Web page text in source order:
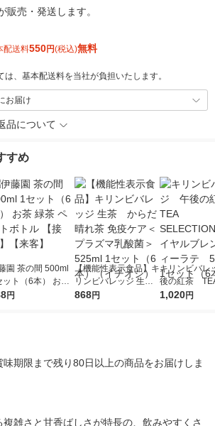
販売・発送します。
配送料550円(税込)無料
、基本配送料を当社が負担いたします。
お届け
品について
すめ
園 茶の間 500ml
ット（6本） お茶
ペットボトル
円
【機能性表示食品】キ
リンビバレッジ 生
茶 からだ晴れ茶 免
868円
キリンビバ
後の紅茶
CTION ロイ
1,020円
期限まで残り80日以上の商品をお届けしま
雑さと甘香ばしさが特長の、飲みやすくさ